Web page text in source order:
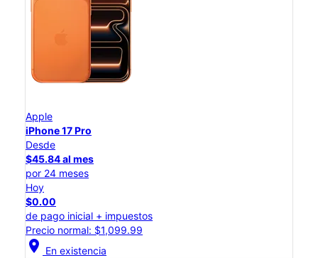
Apple
iPhone 17 Pro
Desde
$45.84 al mes
por 24 meses
Hoy
$0.00
de pago inicial + impuestos
Precio normal: $1,099.99
location_on En existencia